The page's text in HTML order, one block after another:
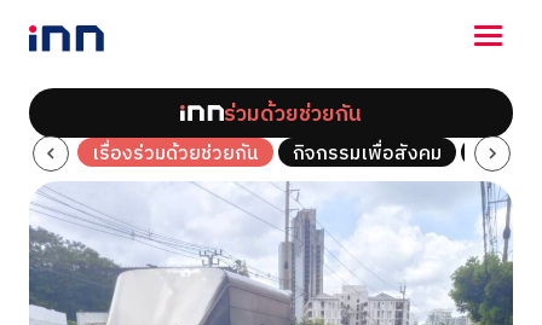
NEWS
ENTERTAINMENT
LIFESTYLE
HOROSCOPE
LOTTERY
VIDEO
ร่วมด้วยช่วยกัน
ร่วมด้วยช่วยกัน
วยกัน เรื่องร่วมด้วยช่วยกัน กิจกรรมเพื่อสังคม คลิปร่ว